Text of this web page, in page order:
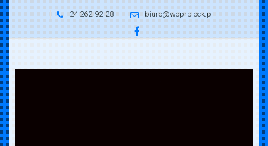
24 262-92-28 biuro@woprplock.pl